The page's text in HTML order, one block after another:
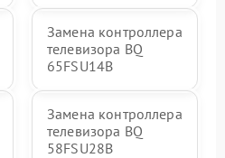
Замена контроллера
телевизора BQ
65FSU14B
Замена контроллера
телевизора BQ
58FSU28B